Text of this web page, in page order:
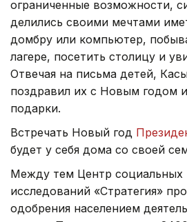
ограниченные возможности,
делились своими мечтами
домбру или компьютер,
лагере, посетить столицу и
Отвечая на письма детей,
поздравил их с Новым годом
подарки.
Встречать Новый год
будет у себя дома со своей
Между тем Центр социальных
исследований «Стратегия»
одобрения населением